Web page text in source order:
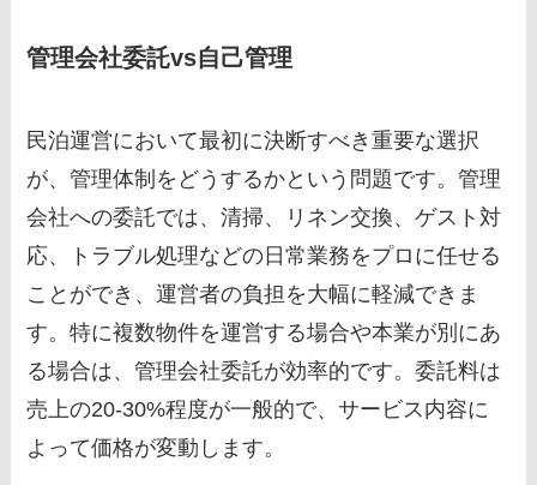
管理会社委託vs自己管理
民泊運営において最初に決断すべき重要な選択
が、管理体制をどうするかという問題です。管理
会社への委託では、清掃、リネン交換、ゲスト対
応、トラブル処理などの日常業務をプロに任せる
ことができ、運営者の負担を大幅に軽減できま
す。特に複数物件を運営する場合や本業が別にあ
る場合は、管理会社委託が効率的です。委託料は
売上の20-30%程度が一般的で、サービス内容に
よって価格が変動します。